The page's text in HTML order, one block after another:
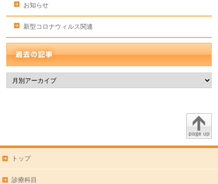
お知らせ
新型コロナウィルス関連
トップ
診療科目